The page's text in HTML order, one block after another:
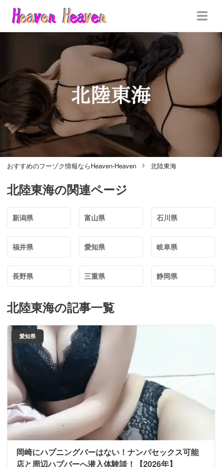
おすすめのフーゾク情報ならHeaven-Heaven 北陸東海
北陸東海の関連ページ
新潟県 富山県 石川県
福井県 愛知県 岐阜県
長野県 三重県 静岡県
北陸東海の記事一覧
愛知県
岡崎にハプニングバーはない！ナンパセックス可能
店と周辺ハプバーへ潜入体験談！【2026年】